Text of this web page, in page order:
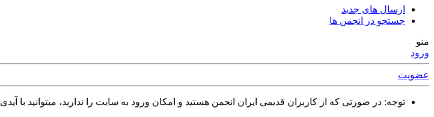
ارسال های جدید
جستجو در انجمن ها
منو
ورود
عضویت
توجه: در صورتی که از کاربران قدیمی ایران انجمن هستید و امکان ورود به سایت را ندارید، میتوانید با آیدی altin_admin@ در تلگرام تماس حاصل نمایید.